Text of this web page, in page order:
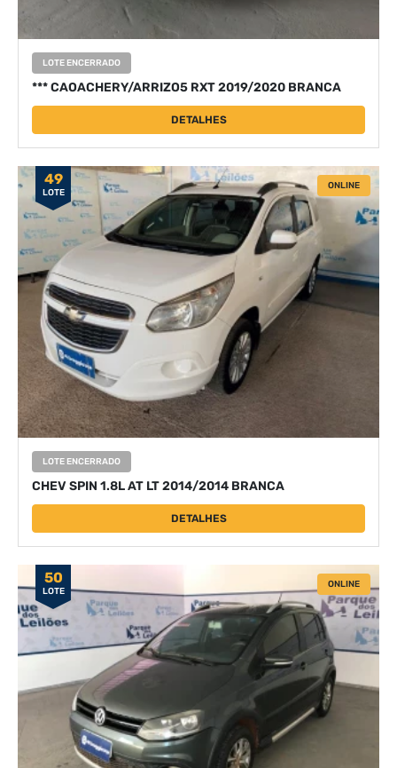
LOTE ENCERRADO
*** CAOACHERY/ARRIZO5 RXT 2019/2020 BRANCA
DETALHES
49
LOTE
ONLINE
LOTE ENCERRADO
CHEV SPIN 1.8L AT LT 2014/2014 BRANCA
DETALHES
50
LOTE
ONLINE